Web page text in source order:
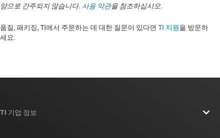
양으로 간주되지 않습니다. 사용 약관을 참조하십시오.
품질, 패키징, TI에서 주문하는 데 대한 질문이 있다면 TI 지원을 방문하
세요. ​​​​​​​​​​​​​​
TI 기업 정보